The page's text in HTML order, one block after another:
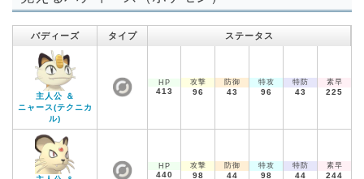
バディーズ タイプ ステータス
主人公 ＆
ニャース(テクニカ
ル)
HP
413
攻撃
96
防御
43
特攻
96
特防
43
素早
225
HP
440
攻撃
98
防御
44
特攻
98
特防
44
素早
244